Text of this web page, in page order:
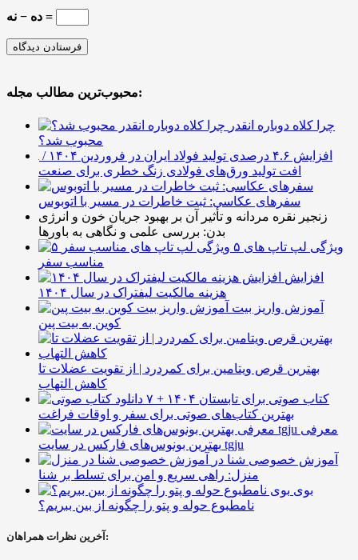
ده − نه =
محبوب‌ترین مطالب مجله:
چرا کلاه دوباره انقدر
محبوب شد؟
افزایش ۴.۶ درصدی تولید فولاد ایران در فروردین ۱۴۰۴ /
افت تولید ورق‌های فولادی زنگ خطری برای صنعت
سفرهای عکاسی: ثبت خاطرات در مسیر با اتوبوس
زنجیر نقره مردانه و تأثیر آن بر بهبود جریان خون و انرژی
بدن: بررسی علمی و نگاهی به باورها
۵ ویژگی لپ تاپ های
مناسب سفر
افزایش
هزینه مالکیت لیفتراک در سال ۱۴۰۴
آموزش واریز بیت
کوین به بیت پین
بهترین قرص ویتامین برای کمردرد | از تقویت عضلات تا
کاهش التهاب
۷ کتاب صوتی برای تابستان ۱۴۰۴ +
بهترین کتاب‌های صوتی برای سفر و اوقات فراغت
معرفی
بهترین بونوس‌های فارکس در سایت tgju
آموزش خصوصی شنا در
منزل: راهی سریع و امن برای تسلط بر شنا
بوی
نامطبوع حوله و پتو را چگونه از بین ببریم؟
آخرین نظرات همراهان: